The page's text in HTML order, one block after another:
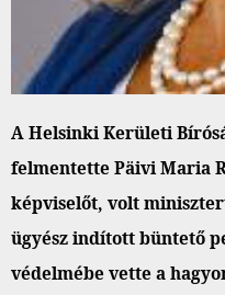
A Helsinki Kerületi
felmentette Päivi Maria
képviselőt, volt
ügyész indított büntető
védelmébe vette a